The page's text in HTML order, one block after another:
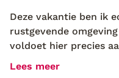
Deze vakantie ben ik
rustgevende
voldoet hier precies
terras waar de eerste
Lees meer